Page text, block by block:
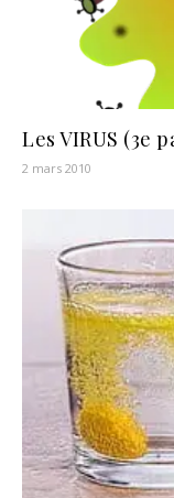
Les VIRUS (3e
2 mars 2010